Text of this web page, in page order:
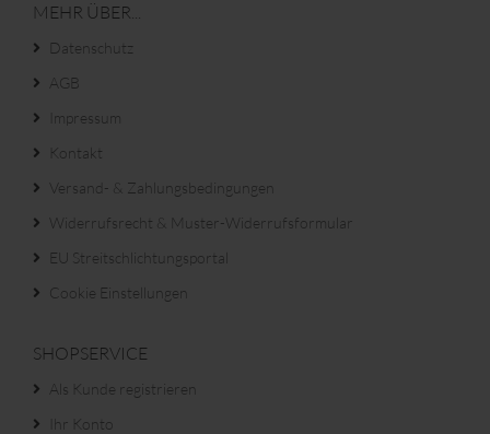
MEHR ÜBER...
Datenschutz
AGB
Impressum
Kontakt
Versand- & Zahlungsbedingungen
Widerrufsrecht & Muster-Widerrufsformular
EU Streitschlichtungsportal
Cookie Einstellungen
SHOPSERVICE
Als Kunde registrieren
Ihr Konto